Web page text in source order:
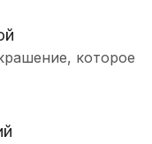
которое